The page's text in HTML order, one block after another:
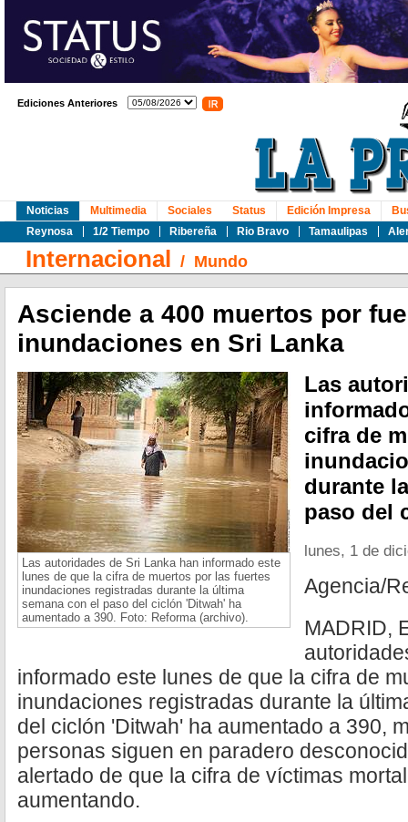
Ediciones Anteriores
Noticias
Reynosa
1/2 Tiempo Ribereña Rio Bravo Tamaulipas
Multimedia Sociales Status Edición Impresa
Internacional / Mundo
Asciende a 400 muertos por
inundaciones en Sri Lanka
Las autoridades de Sri Lanka han informado este
lunes de que la cifra de muertos por las fuertes
inundaciones registradas durante la última
semana con el paso del ciclón 'Ditwah' ha
aumentado a 390. Foto: Reforma (archivo).
Las
cifra de
durante
paso del
lunes, 1 de
Agencia/
MADRID,
informado este lunes de que la cifra de
inundaciones registradas durante la
del ciclón 'Ditwah' ha aumentado a 390,
personas siguen en paradero
alertado de que la cifra de víctimas
aumentando.